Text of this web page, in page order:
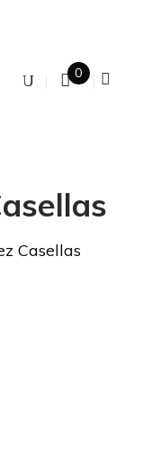
0
Casellas